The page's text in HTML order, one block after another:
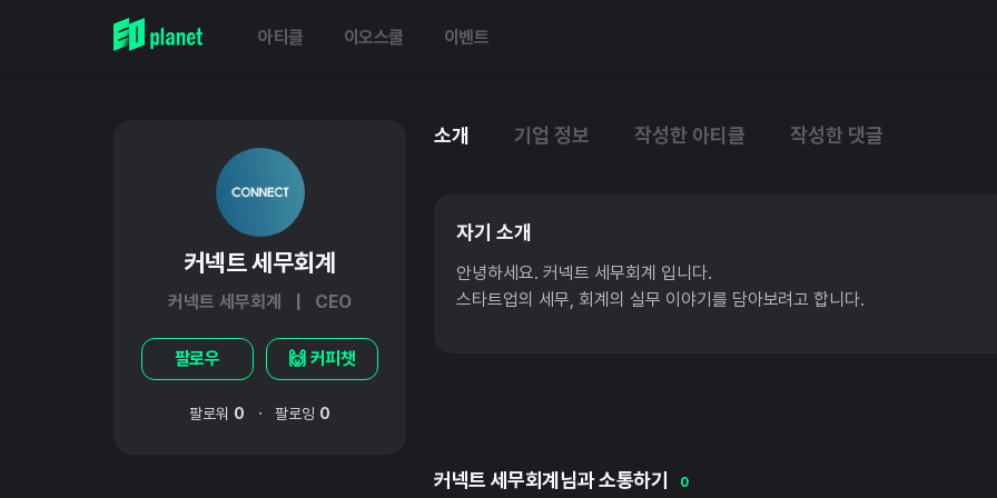
아티클 이오스쿨 이벤트
커넥트 세무회계
커넥트 세무회계 | CEO
팔로우 🙌 커피챗
팔로워 0 ·팔로잉 0
소개 기업 정보 작성한 아티클 작성한 댓글
자기 소개
안녕하세요. 커넥트 세무회계 입니다.
스타트업의 세무, 회계의 실무 이야기를 담아보려고 합니다.
커넥트 세무회계님과 소통하기 0